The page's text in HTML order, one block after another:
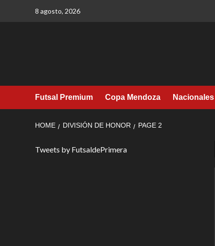
8 agosto, 2026
Futsal Premium Copa Mendoza Nacionales
HOME DIVISIÓN DE HONOR PAGE 2
Tweets by FutsaldePrimera